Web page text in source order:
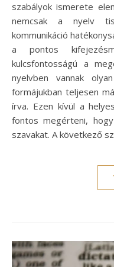
szabályok ismerete
nemcsak a nyelv
kommunikáció
a pontos
kulcsfontosságú a
nyelvben vannak
formájukban teljesen
írva. Ezen kívül a
fontos megérteni,
szavakat. A következő